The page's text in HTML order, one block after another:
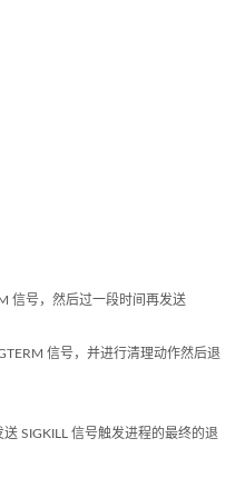
信号，然后过一段时间再发送
信号，并进行清理动作然后退
SIGKILL 信号触发进程的最终的退